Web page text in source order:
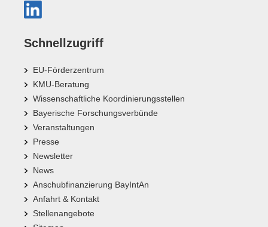
Schnellzugriff
EU-Förderzentrum
KMU-Beratung
Wissenschaftliche Koordinierungsstellen
Bayerische Forschungsverbünde
Veranstaltungen
Presse
Newsletter
News
Anschubfinanzierung BayIntAn
Anfahrt & Kontakt
Stellenangebote